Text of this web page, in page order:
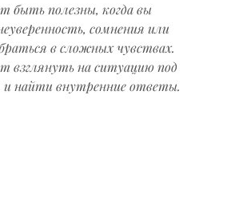
быть полезны, когда вы
сомнения или
в сложных чувствах.
взглянуть на ситуацию под
и найти внутренние ответы.